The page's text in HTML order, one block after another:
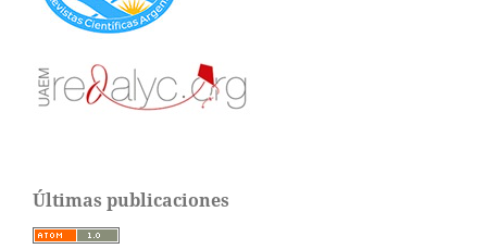
Últimas publicaciones